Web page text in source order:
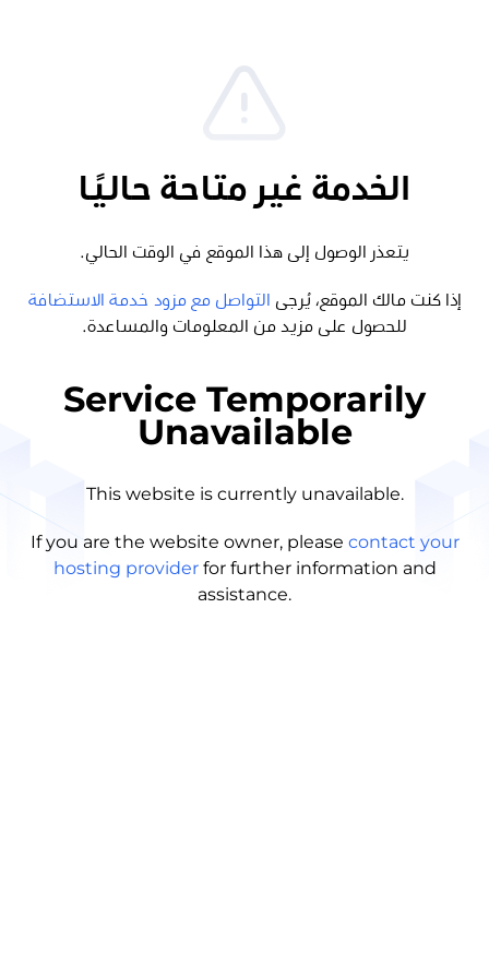
الخدمة غير متاحة حاليًا
يتعذر الوصول إلى هذا الموقع في الوقت الحالي.
إذا كنت مالك الموقع، يُرجى
التواصل مع مزود خدمة الاستضافة
للحصول على مزيد من المعلومات والمساعدة.
Service Temporarily
Unavailable
This website is currently unavailable.
If you are the website owner, please contact your
hosting provider for further information and
assistance.